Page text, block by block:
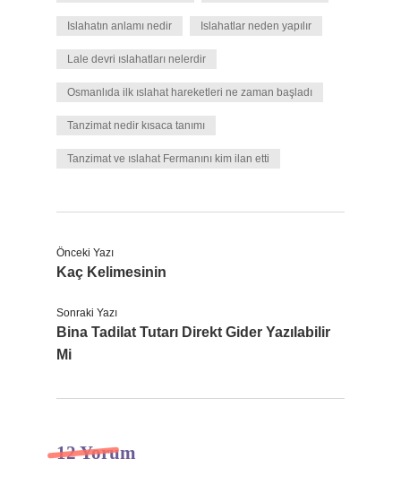
Islahatın anlamı nedir Islahatlar neden yapılır
Lale devri ıslahatları nelerdir
Osmanlıda ilk ıslahat hareketleri ne zaman başladı
Tanzimat nedir kısaca tanımı
Tanzimat ve ıslahat Fermanını kim ilan etti
Önceki Yazı
Kaç Kelimesinin
Sonraki Yazı
Bina Tadilat Tutarı Direkt Gider Yazılabilir
Mi
12 Yorum